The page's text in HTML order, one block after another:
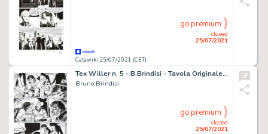
Catawiki 25/07/2021 (CET)
closed
25/07/2021
go premium
Tex Willer n. 5 - B.Brindisi - Tavola Originale "I Due Disertori - Page volante - Exemplaire unique - (2019)
Bruno Brindisi
closed
25/07/2021
go premium